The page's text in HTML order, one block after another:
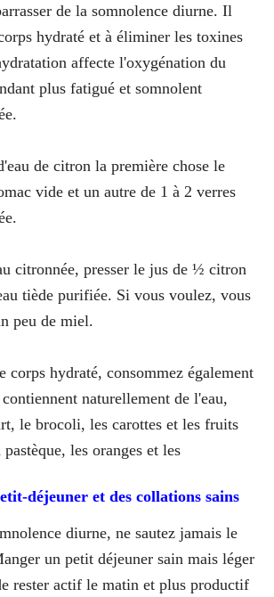
de la somnolence diurne. Il
hydraté et à éliminer les toxines
affecte l'oxygénation du
plus fatigué et somnolent
de citron la première chose le
vide et un autre de 1 à 2 verres
citronnée, presser le jus de ½ citron
tiède purifiée. Si vous voulez, vous
peu de miel.
corps hydraté, consommez également
naturellement de l'eau,
le brocoli, les carottes et les fruits
les oranges et les
déjeuner et des collations sains
diurne, ne sautez jamais le
un petit déjeuner sain mais léger
rester actif le matin et plus productif